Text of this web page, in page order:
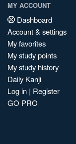
MY ACCOUNT
Dashboard
Account & settings
My favorites
My study points
My study history
Daily Kanji
Log in | Register
GO PRO